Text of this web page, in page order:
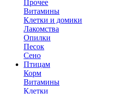
Прочее
Витамины
Клетки и домики
Лакомства
Опилки
Песок
Сено
Птицам
Корм
Витамины
Клетки